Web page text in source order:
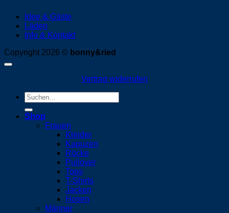
Idee & Gäste
Läden
Info & Kontakt
Copyright 2026 © bonny&ried
Vertrag widerrufen
Suchen
nach:
Shop
Frauen
Kleider
Kapuzen
Röcke
Pullover
Tops
T-Shirts
Jacken
Hosen
Männer